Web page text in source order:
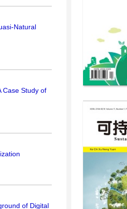
Natural
Case Study of
of Digital